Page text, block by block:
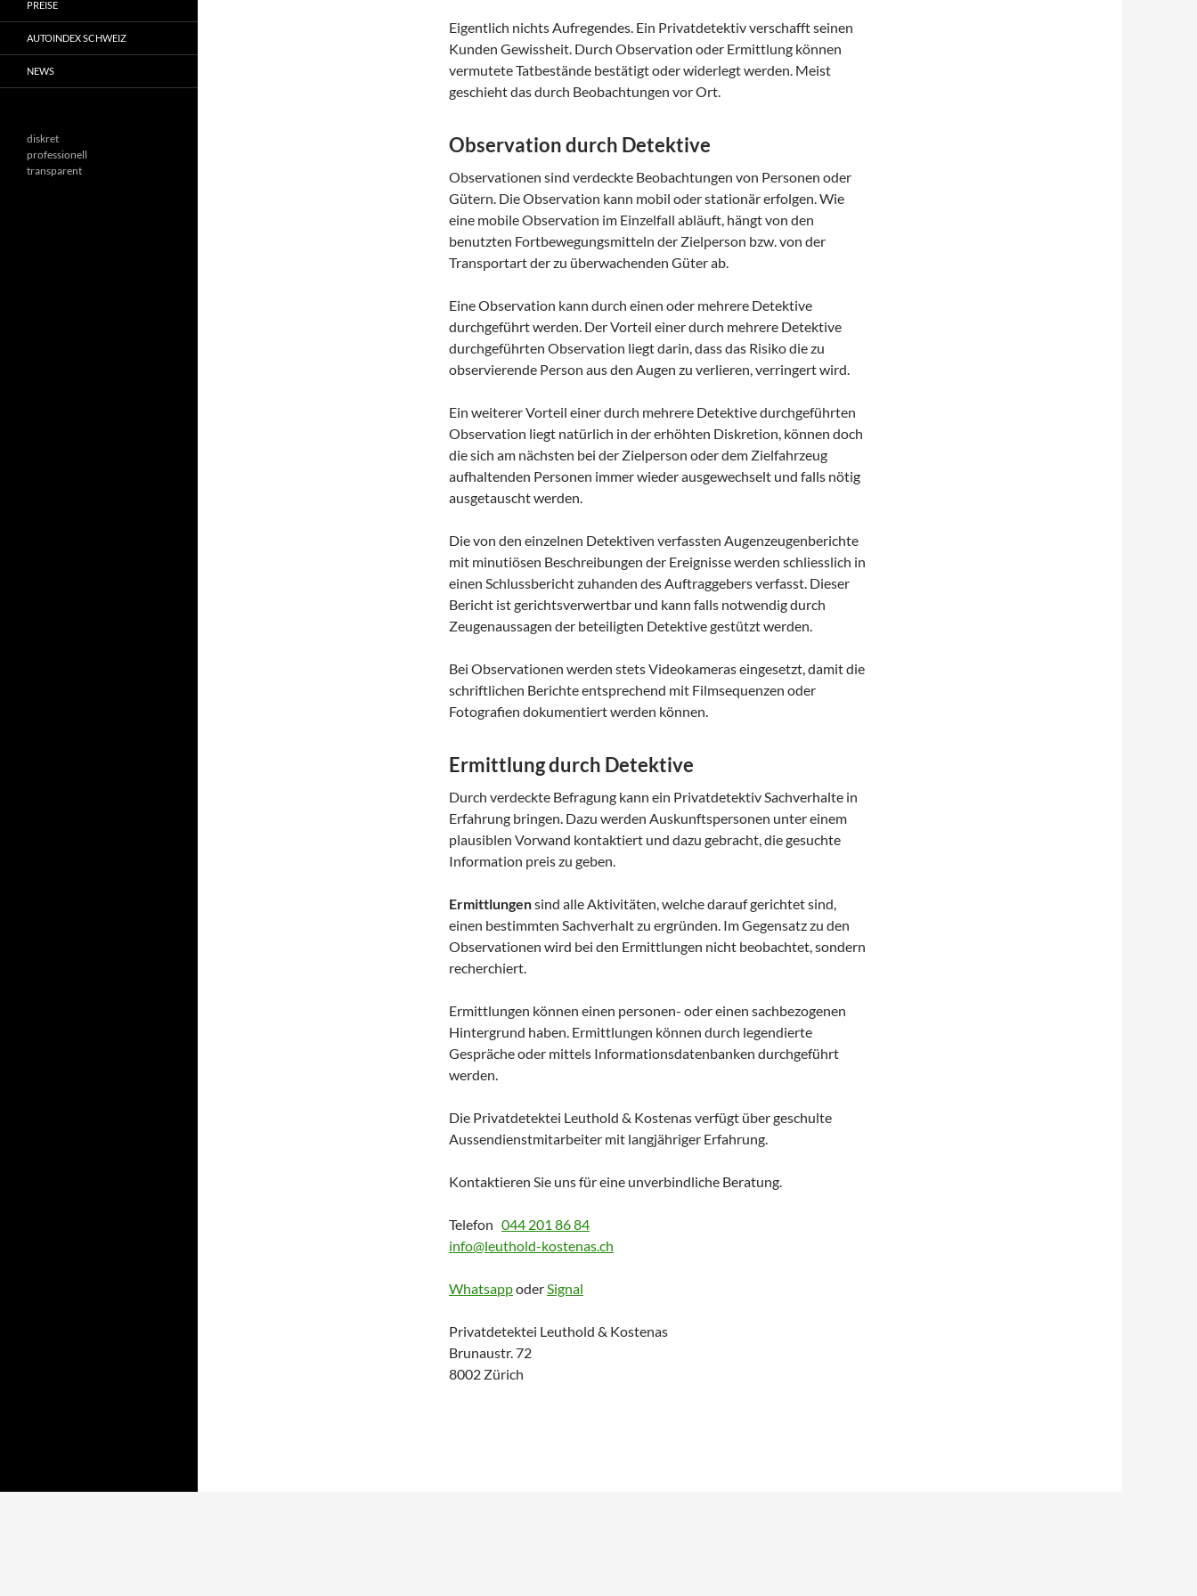
Eigentlich nichts Aufregendes. Ein Privatdetektiv verschafft seinen
Kunden Gewissheit. Durch Observation oder Ermittlung können
vermutete Tatbestände bestätigt oder widerlegt werden. Meist
geschieht das durch Beobachtungen vor Ort.
Observation durch Detektive
Observationen sind verdeckte Beobachtungen von Personen oder
Gütern. Die Observation kann mobil oder stationär erfolgen. Wie
eine mobile Observation im Einzelfall abläuft, hängt von den
benutzten Fortbewegungsmitteln der Zielperson bzw. von der
Transportart der zu überwachenden Güter ab.
Eine Observation kann durch einen oder mehrere Detektive
durchgeführt werden. Der Vorteil einer durch mehrere Detektive
durchgeführten Observation liegt darin, dass das Risiko die zu
observierende Person aus den Augen zu verlieren, verringert wird.
Ein weiterer Vorteil einer durch mehrere Detektive durchgeführten
Observation liegt natürlich in der erhöhten Diskretion, können doch
die sich am nächsten bei der Zielperson oder dem Zielfahrzeug
aufhaltenden Personen immer wieder ausgewechselt und falls nötig
ausgetauscht werden.
Die von den einzelnen Detektiven verfassten Augenzeugenberichte
mit minutiösen Beschreibungen der Ereignisse werden schliesslich in
einen Schlussbericht zuhanden des Auftraggebers verfasst. Dieser
Bericht ist gerichtsverwertbar und kann falls notwendig durch
Zeugenaussagen der beteiligten Detektive gestützt werden.
Bei Observationen werden stets Videokameras eingesetzt, damit die
schriftlichen Berichte entsprechend mit Filmsequenzen oder
Fotografien dokumentiert werden können.
Ermittlung durch Detektive
Durch verdeckte Befragung kann ein Privatdetektiv Sachverhalte in
Erfahrung bringen. Dazu werden Auskunftspersonen unter einem
plausiblen Vorwand kontaktiert und dazu gebracht, die gesuchte
Information preis zu geben.
Ermittlungensind alle Aktivitäten, welche darauf gerichtet sind,
einen bestimmten Sachverhalt zu ergründen. Im Gegensatz zu den
Observationen wird bei den Ermittlungen nicht beobachtet, sondern
recherchiert.
Ermittlungen können einen personen- oder einen sachbezogenen
Hintergrund haben. Ermittlungen können durch legendierte
Gespräche oder mittels Informationsdatenbanken durchgeführt
werden.
Die Privatdetektei Leuthold & Kostenas verfügt über geschulte
Aussendienstmitarbeiter mit langjähriger Erfahrung.
Kontaktieren Sie uns für eine unverbindliche Beratung.
Telefon 044 201 86 84
info@leuthold-kostenas.ch
WhatsappoderSignal
Privatdetektei Leuthold & Kostenas
Brunaustr. 72
8002 Zürich
PREISE
AUTOINDEX SCHWEIZ
NEWS
diskret
professionell
transparent